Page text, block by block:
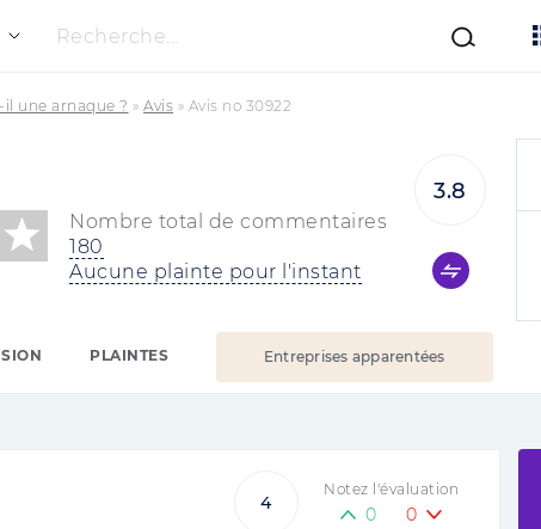
Recherche...
il une arnaque ? » Avis » Avis no 30922
Nombre total de commentaires
180
Aucune plainte pour l'instant
3.8
PLAINTES Entreprises apparentées
4
Notez l'évaluation
0 0